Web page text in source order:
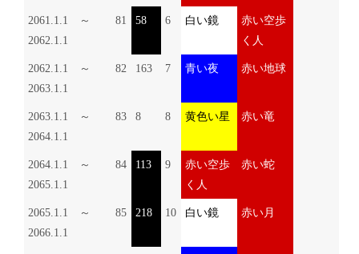
2061.1.1 ～
2062.1.1
81 58 6 白い鏡
赤い空歩
く人
2062.1.1 ～
2063.1.1
82 163 7 青い夜 赤い地球
2063.1.1 ～
2064.1.1
83 8 8 黄色い星 赤い竜
2064.1.1 ～
2065.1.1
84 113 9
赤い空歩
く人
赤い蛇
2065.1.1 ～
2066.1.1
85 218 10 白い鏡 赤い月